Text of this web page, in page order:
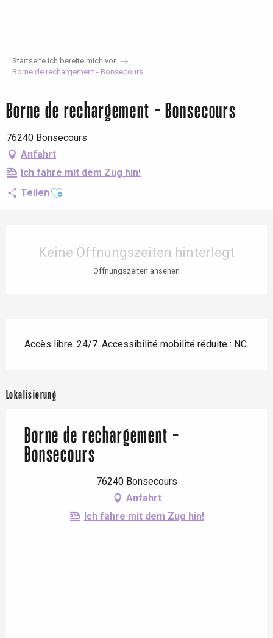
Startseite Ich bereite mich vor
Borne de rechargement - Bonsecours
Borne de rechargement - Bonsecours
76240 Bonsecours
Anfahrt
Ich fahre mit dem Zug hin!
TeilenAjouter aux favoris
Keine Öffnungszeiten hinterlegt
Öffnungszeiten ansehen
Accès libre. 24/7. Accessibilité mobilité réduite : NC.
Lokalisierung
Borne de rechargement -
Bonsecours
76240 Bonsecours
Anfahrt
Ich fahre mit dem Zug hin!